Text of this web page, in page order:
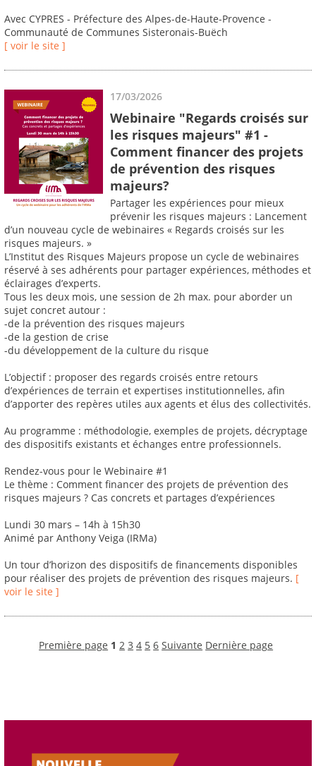
Avec CYPRES - Préfecture des Alpes-de-Haute-Provence -
Communauté de Communes Sisteronais-Buëch
[ voir le site ]
17/03/2026
Webinaire "Regards croisés sur
les risques majeurs" #1 -
Comment financer des projets
de prévention des risques
majeurs?
Partager les expériences pour mieux
prévenir les risques majeurs : Lancement
d’un nouveau cycle de webinaires « Regards croisés sur les
risques majeurs. »
L’Institut des Risques Majeurs propose un cycle de webinaires
réservé à ses adhérents pour partager expériences, méthodes et
éclairages d’experts.
Tous les deux mois, une session de 2h max. pour aborder un
sujet concret autour :
-de la prévention des risques majeurs
-de la gestion de crise
-du développement de la culture du risque
L’objectif : proposer des regards croisés entre retours
d’expériences de terrain et expertises institutionnelles, afin
d’apporter des repères utiles aux agents et élus des collectivités.
Au programme : méthodologie, exemples de projets, décryptage
des dispositifs existants et échanges entre professionnels.
Rendez-vous pour le Webinaire #1
Le thème : Comment financer des projets de prévention des
risques majeurs ? Cas concrets et partages d’expériences
Lundi 30 mars – 14h à 15h30
Animé par Anthony Veiga (IRMa)
Un tour d’horizon des dispositifs de financements disponibles
pour réaliser des projets de prévention des risques majeurs. [
voir le site ]
Première page 1 2 3 4 5 6 Suivante Dernière page